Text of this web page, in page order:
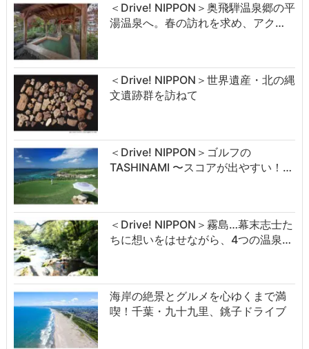
＜Drive! NIPPON＞奥飛騨温泉郷の平
湯温泉へ。春の訪れを求め、アク…
＜Drive! NIPPON＞世界遺産・北の縄
文遺跡群を訪ねて
＜Drive! NIPPON＞ゴルフの
TASHINAMI 〜スコアが出やすい！…
＜Drive! NIPPON＞霧島…幕末志士た
ちに想いをはせながら、4つの温泉…
海岸の絶景とグルメを心ゆくまで満
喫！千葉・九十九里、銚子ドライブ